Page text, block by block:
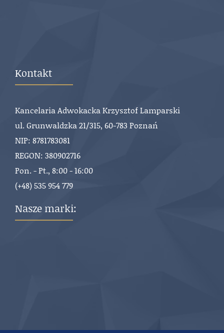
Kontakt
Kancelaria Adwokacka Krzysztof Lamparski
ul. Grunwaldzka 21/315, 60-783 Poznań
NIP: 8781783081
REGON: 380902716
Pon. - Pt., 8:00 - 16:00
(+48) 535 954 779
Nasze marki: